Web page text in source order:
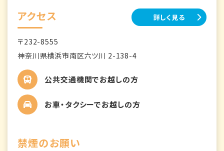
アクセス 詳しく見る
〒232-8555
神奈川県横浜市南区六ツ川 2-138-4
公共交通機関でお越しの方
お車・タクシーでお越しの方
禁煙のお願い